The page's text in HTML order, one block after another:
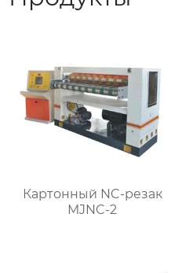
Картонный NC-резак
MJNC-2